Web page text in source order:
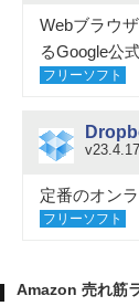
Webブラウ
るGoogle公
フリーソフト
定番のオン
フリーソフト
Amazon 売れ筋